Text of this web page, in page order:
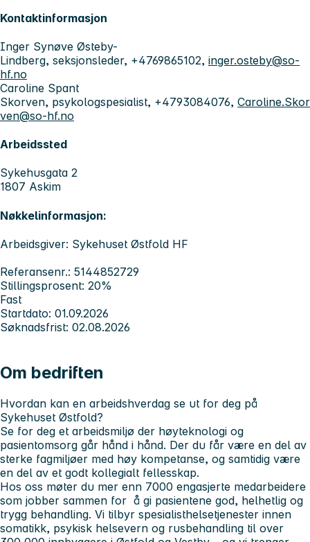
Kontaktinformasjon
Inger Synøve Østeby-
Lindberg, seksjonsleder, +4769865102, inger.osteby@so-
hf.no
Caroline Spant
Skorven, psykologspesialist, +4793084076, Caroline.Skor
ven@so-hf.no
Arbeidssted
Sykehusgata 2
1807 Askim
Nøkkelinformasjon:
Arbeidsgiver: Sykehuset Østfold HF
Referansenr.: 5144852729
Stillingsprosent: 20%
Fast
Startdato: 01.09.2026
Søknadsfrist: 02.08.2026
Om bedriften
Hvordan kan en arbeidshverdag se ut for deg på
Sykehuset Østfold?
Se for deg et arbeidsmiljø der høyteknologi og
pasientomsorg går hånd i hånd. Der du får være en del av
sterke fagmiljøer med høy kompetanse, og samtidig være
en del av et godt kollegialt fellesskap.
Hos oss møter du mer enn 7000 engasjerte medarbeidere
som jobber sammen for å gi pasientene god, helhetlig og
trygg behandling. Vi tilbyr spesialisthelsetjenester innen
somatikk, psykisk helsevern og rusbehandling til over